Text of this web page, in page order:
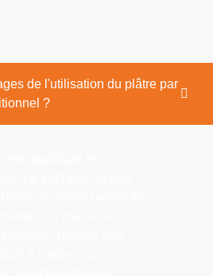
de l'utilisation du plâtre par
?